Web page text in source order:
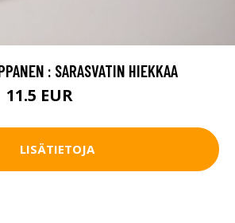
: SARASVATIN HIEKKAA
11.5 EUR
LISÄTIETOJA